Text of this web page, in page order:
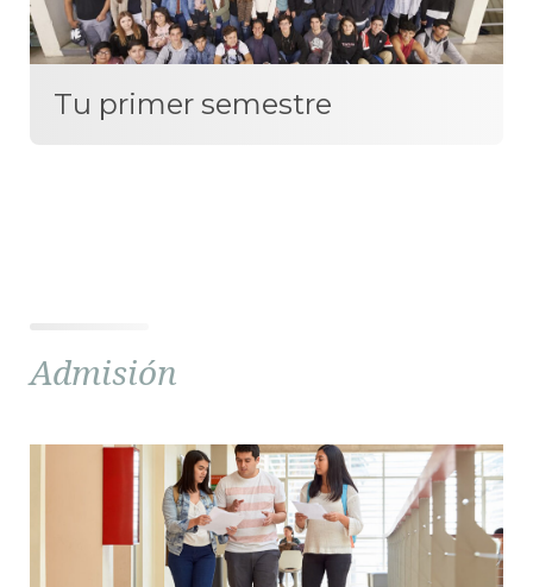
Tu primer semestre
Admisión